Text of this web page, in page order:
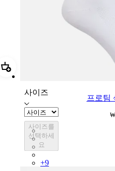
추가 프로팀 삭스 - 레귤러
사이즈
사이즈를
선택하세
요
프로팀
PSK08XXWHB
PSK08XXBLW
PSK08XXAIW
+9